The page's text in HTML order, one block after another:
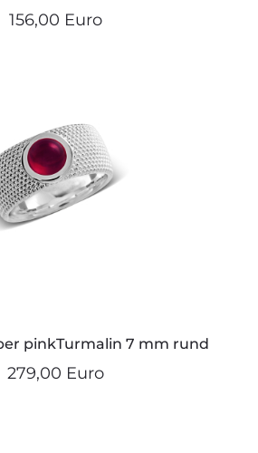
156,00 Euro
pinkTurmalin 7 mm rund
279,00 Euro